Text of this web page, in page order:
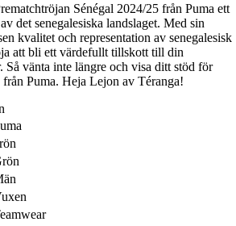
Sénégal 2024/25 från Puma ett
det senegalesiska landslaget. Med sin
kvalitet och representation av senegalesisk
att bli ett värdefullt tillskott till din
vänta inte längre och visa ditt stöd för
från Puma. Heja Lejon av Téranga!